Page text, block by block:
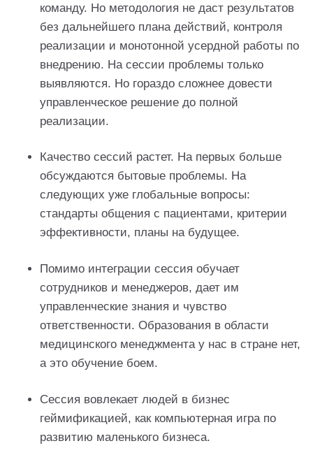
команду. Но методология не даст результатов
без дальнейшего плана действий, контроля
реализации и монотонной усердной работы по
внедрению. На сессии проблемы только
выявляются. Но гораздо сложнее довести
управленческое решение до полной
реализации.
Качество сессий растет. На первых больше
обсуждаются бытовые проблемы. На
следующих уже глобальные вопросы:
стандарты общения с пациентами, критерии
эффективности, планы на будущее.
Помимо интеграции сессия обучает
сотрудников и менеджеров, дает им
управленческие знания и чувство
ответственности. Образования в области
медицинского менеджмента у нас в стране нет,
а это обучение боем.
Сессия вовлекает людей в бизнес
геймификацией, как компьютерная игра по
развитию маленького бизнеса.